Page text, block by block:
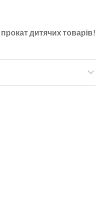
дитячих товарів!